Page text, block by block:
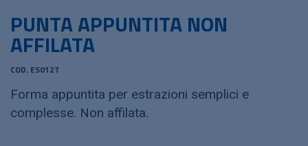
PUNTA APPUNTITA NON
AFFILATA
COD. ES012T
Forma appuntita per estrazioni semplici e
complesse. Non affilata.